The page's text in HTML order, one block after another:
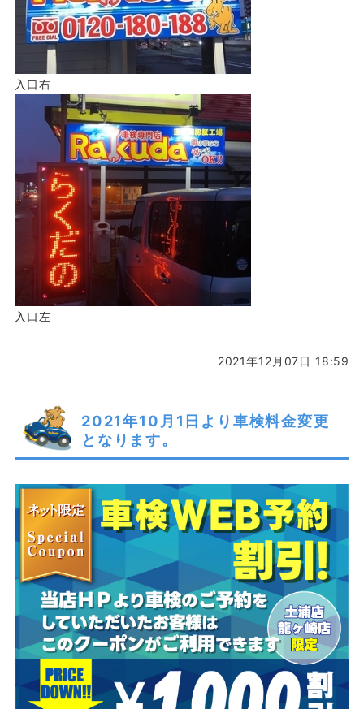
入口右
入口左
2021年12月07日 18:59
2021年10月1日より車検料金変更
となります。